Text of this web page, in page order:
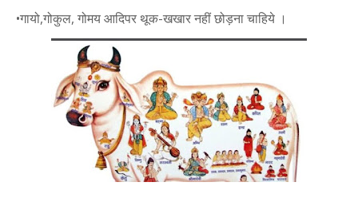
•गायो,गोकुल, गोमय आदिपर थूक-खखार नहीं छोड़ना चाहिये ।